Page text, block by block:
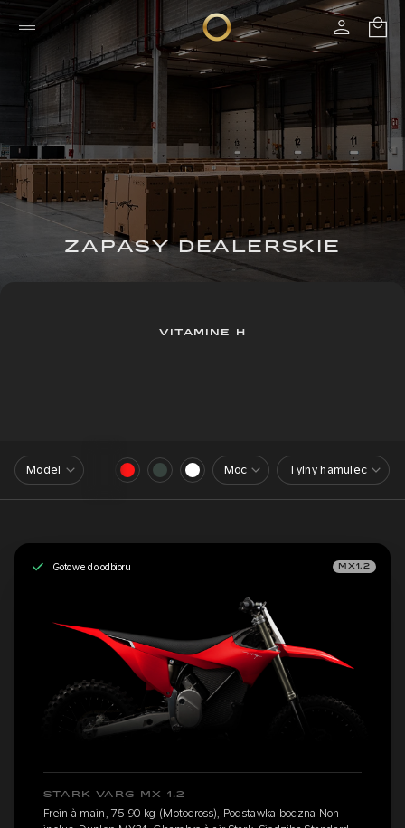
ZAPASY DEALERSKIE
VITAMINE H
Model Moc Tylny hamulec
Gotowe do odbioru MX1.2
STARK VARG MX 1.2
Frein à main, 75-90 kg (Motocross), Podstawka boczna Non